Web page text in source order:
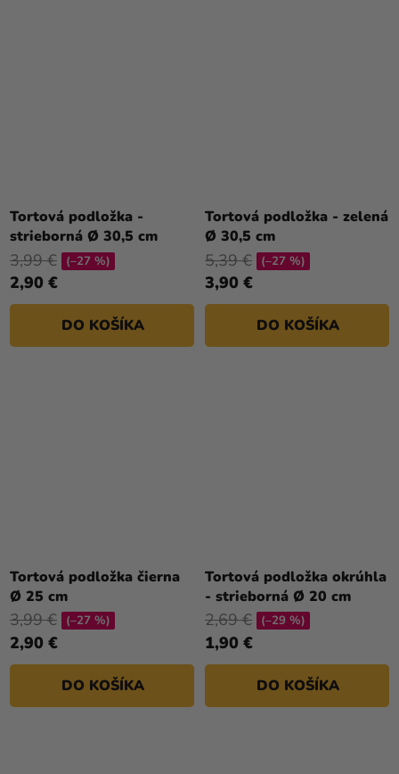
Tortová podložka -
strieborná Ø 30,5 cm
2,90 €
3,99 € (–27 %)
DO KOŠÍKA
Tortová podložka - zelená
Ø 30,5 cm
3,90 €
5,39 € (–27 %)
DO KOŠÍKA
Tortová podložka čierna
Ø 25 cm
2,90 €
3,99 € (–27 %)
DO KOŠÍKA
Tortová podložka okrúhla
- strieborná Ø 20 cm
1,90 €
2,69 € (–29 %)
DO KOŠÍKA